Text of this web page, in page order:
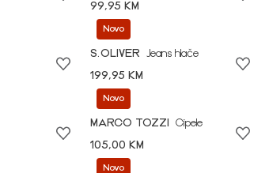
99,95 KM
Novo
S.OLIVER
Jeans hlače
199,95 KM
Novo
MARCO TOZZI
Cipele
105,00 KM
Novo